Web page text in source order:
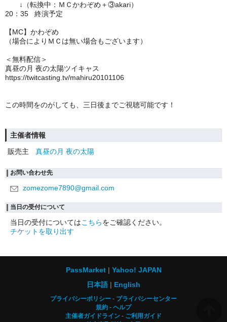
↓（転換中：ＭＣかわぞめ＋③akari）
20：35 終演予定
【MC】かわぞめ
（場合によりＭＣは無い場合もございます）
＜無料配信＞
真昼の月 夜の太陽ツイキャス
https://twitcasting.tv/mahiru20101106
この時間をのがしても、三日後までご視聴可能です！
主催者情報
販売主
真昼の月 夜の太陽
お問い合わせ先
zomezome7890@gmail.com
当日の受付について
当日の受付についてはこちらをご確認ください。
チケットを取り出す
PassMarket
Yahoo! JAPAN
日本語
English
プライバシーポリシー
プライバシーセンター
規約
ヘルプ
主催者ガイドライン
ご利用ガイド